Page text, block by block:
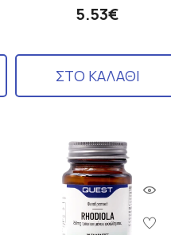
5.53€
ΣΤΟ ΚΑΛΑΘΙ